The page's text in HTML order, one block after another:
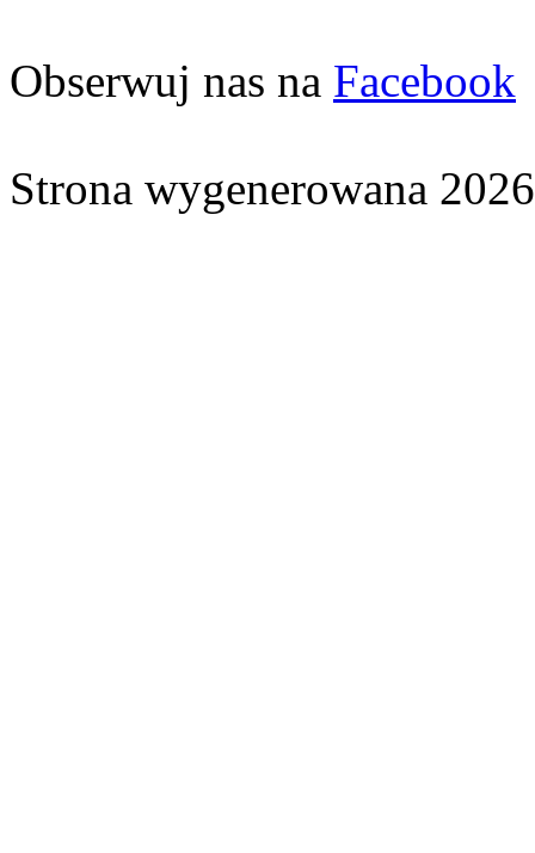
Obserwuj nas na Facebook
Strona wygenerowana